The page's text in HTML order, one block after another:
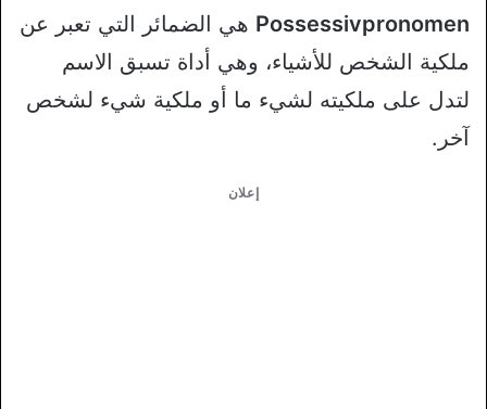
Possessivpronomen هي الضمائر التي تعبر عن
ملكية الشخص للأشياء، وهي أداة تسبق الاسم
لتدل على ملكيته لشيء ما أو ملكية شيء لشخص
آخر.
إعلان